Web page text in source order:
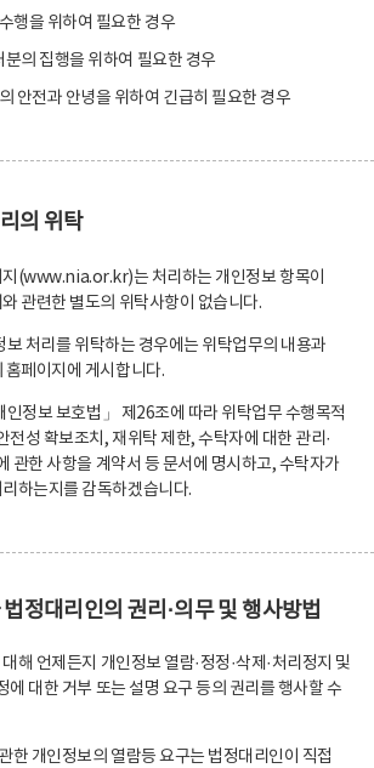
행을 위하여 필요한 경우
분의 집행을 위하여 필요한 경우
안전과 안녕을 위하여 긴급히 필요한 경우
의 위탁
지(www.nia.or.kr)는 처리하는 개인정보 항목이
관련한 별도의 위탁사항이 없습니다.
보 처리를 위탁하는 경우에는 위탁업무의 내용과
페이지에 게시합니다.
인정보 보호법」 제26조에 따라 위탁업무 수행목적
전성 확보조치, 재위탁 제한, 수탁자에 대한 관리·
관한 사항을 계약서 등 문서에 명시하고, 수탁자가
하는지를 감독하겠습니다.
정대리인의 권리·의무 및 행사방법
해 언제든지 개인정보 열람·정정·삭제·처리정지 및
에 대한 거부 또는 설명 요구 등의 권리를 행사할 수
한 개인정보의 열람등 요구는 법정대리인이 직접